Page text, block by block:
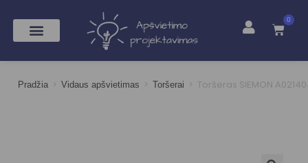
0
Pradžia > Vidaus apšvietimas > Toršerai > Toršeras SIEMON